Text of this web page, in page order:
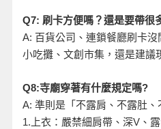
Q7: 刷卡方便嗎？還是要帶很
A: 百貨公司、連鎖餐廳刷卡
小吃攤、文創市集，還是建議
Q8:寺廟穿著有什麼規定嗎?
A: 準則是「不露肩、不露肚、
1. 上衣：嚴禁細肩帶、深V、